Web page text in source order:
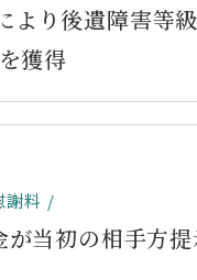
より後遺障害等
獲得
謝料
当初の相手方